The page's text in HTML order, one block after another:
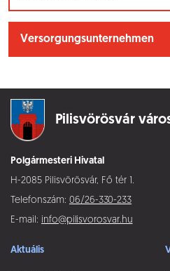
Versorgungsunternehmen
Pilisvörösvár
Polgármesteri Hivatal
H-2085 Pilisvörösvár, Fő tér 1.
Telefonszám: 06/26-330-233
E-mail: info@pilisvorosvar.hu
Aktuális